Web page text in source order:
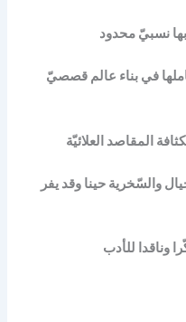
في بناء عالم قصصيّ
المقاصد العلائيّة
والسّخرية حينا وقد يفر
وناقدا للأدب